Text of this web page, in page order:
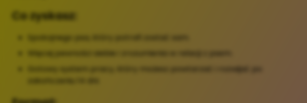
Co zyskasz:
Spokojnego psa, który potrafi zostać sam.
Więcej pewności siebie i zrozumienia w relacji z psem.
Gotowy system pracy, który możesz powtarzać i rozwijać po
zakończeniu 14 dni.